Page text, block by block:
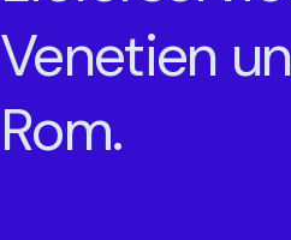
Venetien
Rom.